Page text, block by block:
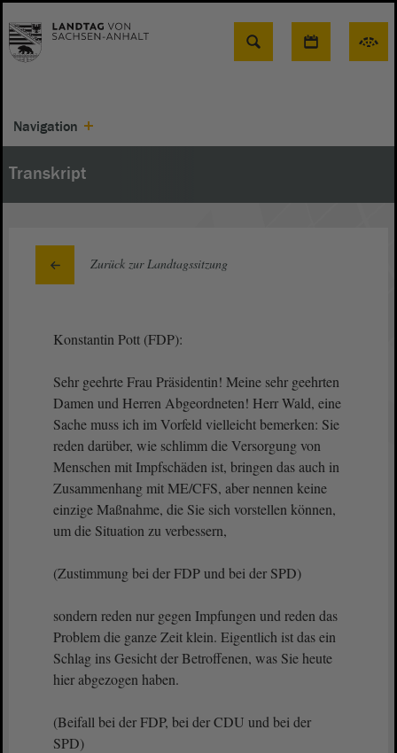
Suche
Navigation
Transkript
Zurück zur Landtagssitzung
Konstantin Pott (FDP):
Sehr geehrte Frau Präsidentin! Meine sehr geehrten
Damen und Herren Abgeordneten! Herr Wald, eine
Sache muss ich im Vorfeld vielleicht bemerken: Sie
reden darüber, wie schlimm die Versorgung von
Menschen mit Impfschäden ist, bringen das auch in
Zusammenhang mit ME/CFS, aber nennen keine
einzige Maßnahme, die Sie sich vorstellen können,
um die Situation zu verbessern,
(Zustimmung bei der FDP und bei der SPD)
sondern reden nur gegen Impfungen und reden das
Problem die ganze Zeit klein. Eigentlich ist das ein
Schlag ins Gesicht der Betroffenen, was Sie heute
hier abgezogen haben.
(Beifall bei der FDP, bei der CDU und bei der
SPD)